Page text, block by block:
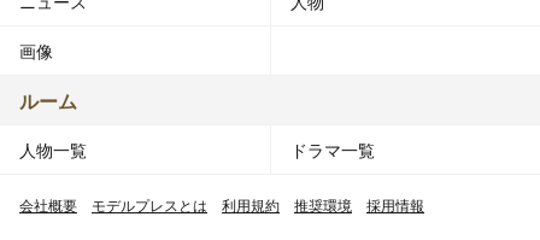
画像
ルーム
人物一覧 ドラマ一覧
会社概要 モデルプレスとは 利用規約 推奨環境 採用情報